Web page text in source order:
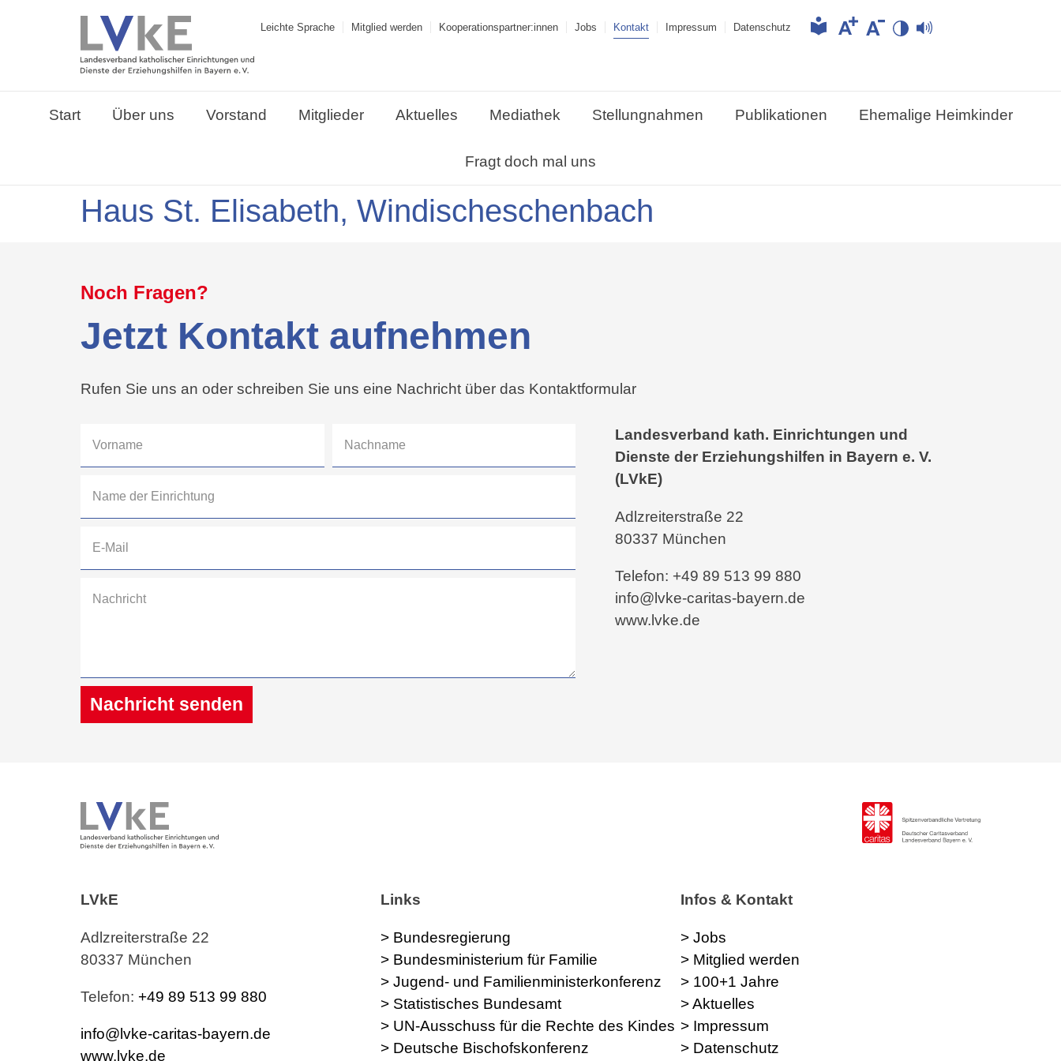
Leichte Sprache Mitglied werden Kooperations­partner:innen Jobs Kontakt Impressum Datenschutz
Start Über uns Vorstand Mitglieder Aktuelles Mediathek Stellungnahmen Publikationen Ehemalige Heimkinder
Fragt doch mal uns
Haus St. Elisabeth, Windischeschenbach
Noch Fragen?
Jetzt Kontakt aufnehmen
Rufen Sie uns an oder schreiben Sie uns eine Nachricht über das Kontaktformular
Nachricht senden
Landesverband kath. Einrichtungen und
Dienste der Erziehungshilfen in Bayern e. V.
(LVkE)
Adlzreiterstraße 22
80337 München
Telefon: +49 89 513 99 880
info@lvke-caritas-bayern.de
www.lvke.de
LVkE
Adlzreiterstraße 22
80337 München
Telefon: +49 89 513 99 880
info@lvke-caritas-bayern.de
www.lvke.de
Links
> Bundesregierung
> Bundesministerium für Familie
> Jugend- und Familienministerkonferenz
> Statistisches Bundesamt
> UN-Ausschuss für die Rechte des Kindes
> Deutsche Bischofskonferenz
Infos & Kontakt
> Jobs
> Mitglied werden
> 100+1 Jahre
> Aktuelles
> Impressum
> Datenschutz